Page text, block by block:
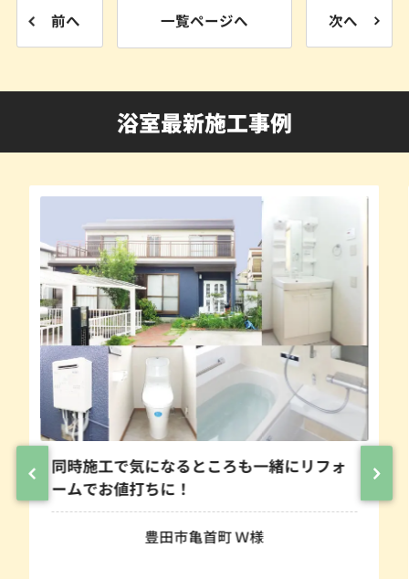
前へ 一覧ページへ 次へ
浴室最新施工事例
緒にリフォ
あたたかいお風呂へ変身！
へ浴室リフォーム！